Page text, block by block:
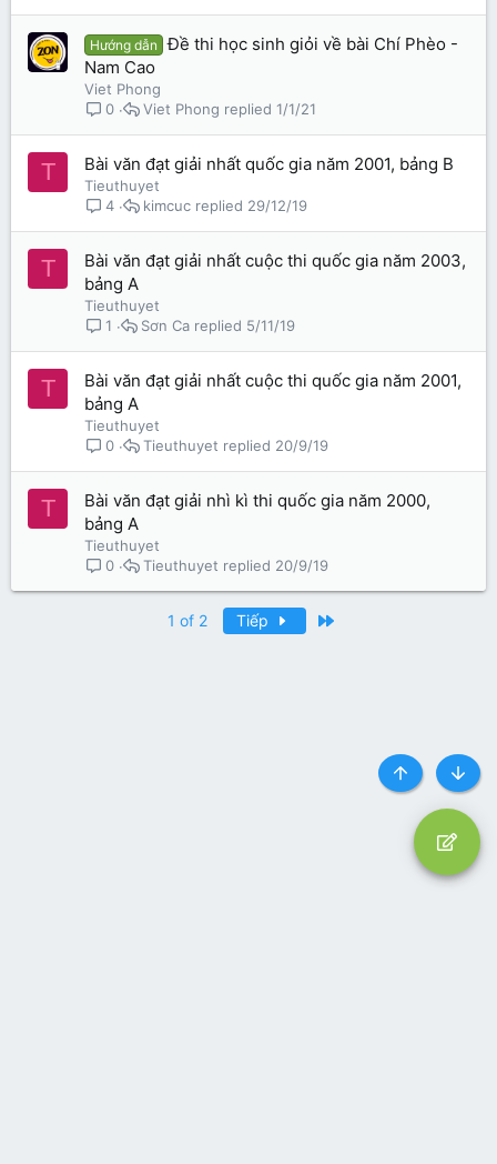
Hướng dẫn
Đề thi học sinh giỏi về bài Chí Phèo -
Nam Cao
Viet Phong
0
1/1/21
Viet Phong
T Bài văn đạt giải nhất quốc gia năm 2001, bảng B
Tieuthuyet
4
29/12/19
kimcuc
T
Bài văn đạt giải nhất cuộc thi quốc gia năm 2003,
bảng A
Tieuthuyet
1
5/11/19
Sơn Ca
T
Bài văn đạt giải nhất cuộc thi quốc gia năm 2001,
bảng A
Tieuthuyet
0
20/9/19
Tieuthuyet
T
Bài văn đạt giải nhì kì thi quốc gia năm 2000,
bảng A
Tieuthuyet
0
20/9/19
Tieuthuyet
1 of 2 Tiếp
Top